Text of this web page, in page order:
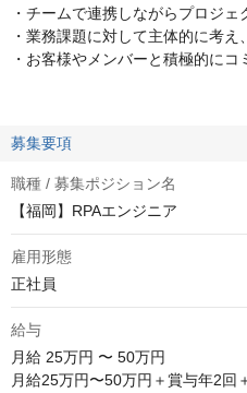
・チームで連携しながらプロジ
・業務課題に対して主体的に考え
・お客様やメンバーと積極的に
募集要項
職種 / 募集ポジション名
【福岡】RPAエンジニア
雇用形態
正社員
給与
月給 25万円 〜 50万円
月給25万円〜50万円＋賞与年2回